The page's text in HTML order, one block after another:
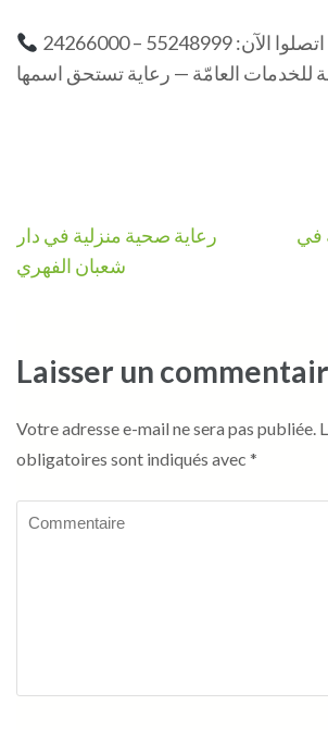
اتصلوا الآن: 55248999 – 24266000
Navigation
de
رعاية صحية منزلية في دار
شعبان الفهري
في
Laisser un
Votre adresse e-mail ne sera pas publiée.
obligatoires sont indiqués avec *
Commentaire